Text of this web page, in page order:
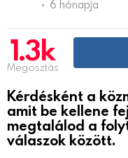
6 hónapja
1.3k
Megosztás
Kérdésként a
amit be kellene
megtalálod a
válaszok között.